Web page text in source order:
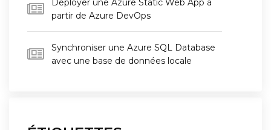
Déployer une Azure Static Web App à
partir de Azure DevOps
Synchroniser une Azure SQL Database
avec une base de données locale